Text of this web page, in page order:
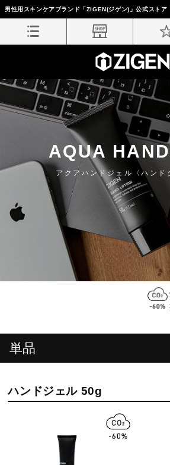
男性用スキンケアブランド「ZIGEN(ジゲン)」公式ストア
AQUA
アクアハンドジェル〈ハンド
単品
ハンドジェル 50g